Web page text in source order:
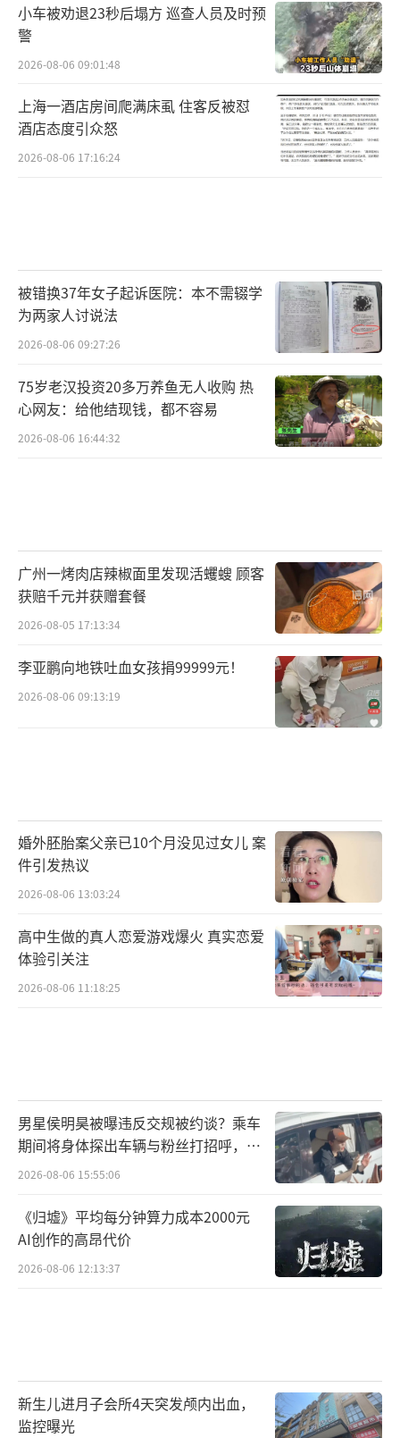
小车被劝退23秒后塌方 巡查人员及时预
警
2026-08-06 09:01:48
上海一酒店房间爬满床虱 住客反被怼
酒店态度引众怒
2026-08-06 17:16:24
被错换37年女子起诉医院：本不需辍学
为两家人讨说法
2026-08-06 09:27:26
75岁老汉投资20多万养鱼无人收购 热
心网友：给他结现钱，都不容易
2026-08-06 16:44:32
广州一烤肉店辣椒面里发现活蠼螋 顾客
获赔千元并获赠套餐
2026-08-05 17:13:34
李亚鹏向地铁吐血女孩捐99999元！
2026-08-06 09:13:19
婚外胚胎案父亲已10个月没见过女儿 案
件引发热议
2026-08-06 13:03:24
高中生做的真人恋爱游戏爆火 真实恋爱
体验引关注
2026-08-06 11:18:25
男星侯明昊被曝违反交规被约谈？乘车
期间将身体探出车辆与粉丝打招呼，当
地交警回应
2026-08-06 15:55:06
《归墟》平均每分钟算力成本2000元
AI创作的高昂代价
2026-08-06 12:13:37
新生儿进月子会所4天突发颅内出血，
监控曝光